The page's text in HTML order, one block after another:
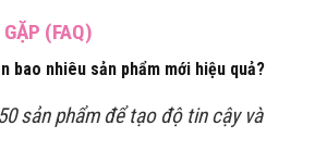
(FAQ)
bao nhiêu sản phẩm mới hiệu quả?
sản phẩm để tạo độ tin cậy và